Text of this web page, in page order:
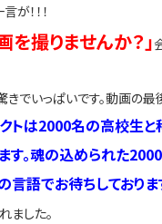
が！！！
を撮りませんか？」
きでいっぱいです。動画の
トは2000名の高校生
す。魂の込められた
言語でお待ちしておりま
ました。